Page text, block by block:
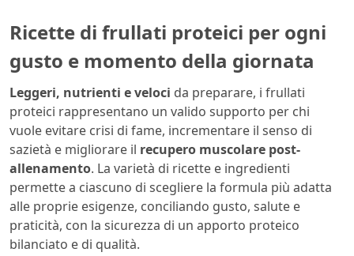
Ricette di frullati proteici per ogni
gusto e momento della giornata
Leggeri, nutrienti e veloci da preparare, i frullati
proteici rappresentano un valido supporto per chi
vuole evitare crisi di fame, incrementare il senso di
sazietà e migliorare il recupero muscolare post-
allenamento. La varietà di ricette e ingredienti
permette a ciascuno di scegliere la formula più adatta
alle proprie esigenze, conciliando gusto, salute e
praticità, con la sicurezza di un apporto proteico
bilanciato e di qualità.